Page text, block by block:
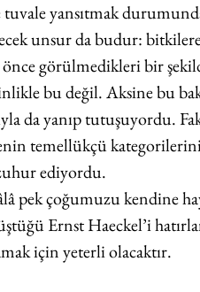
yansıtmak
unsur da budur:
görülmedikleri bir
bu değil. Aksine bu
da yanıp tutuşuyordu.
temellükçü
ediyordu.
pek çoğumuzu kendine
Ernst Haeckel’i
için yeterli olacaktır.